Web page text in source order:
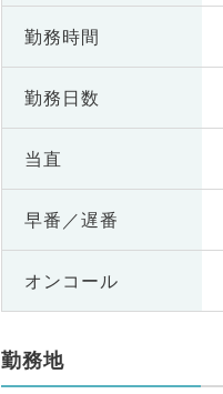
勤務時間
勤務日数
当直
早番／遅番
オンコール
勤務地